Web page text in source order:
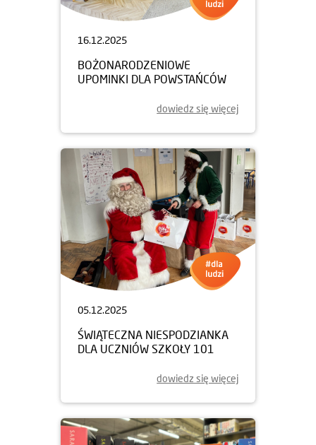
16.12.2025
BOŻONARODZENIOWE
UPOMINKI DLA POWSTAŃCÓW
dowiedz się więcej
05.12.2025
ŚWIĄTECZNA NIESPODZIANKA
DLA UCZNIÓW SZKOŁY 101
dowiedz się więcej